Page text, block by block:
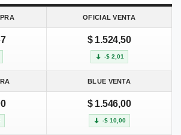
OFICIAL VENTA
$ 1.524,50
-$ 2,01
BLUE VENTA
$ 1.546,00
-$ 10,00